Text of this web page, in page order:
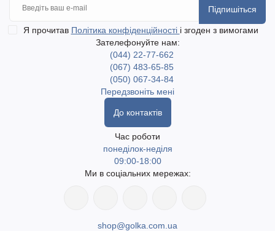
Підпишіться
Я прочитав Політика конфіденційності і згоден з вимогами
Зателефонуйте нам:
(044) 22-77-662
(067) 483-65-85
(050) 067-34-84
Передзвоніть мені
До контактів
Час роботи
понеділок-неділя
09:00-18:00
Ми в соціальних мережах:
shop@golka.com.ua